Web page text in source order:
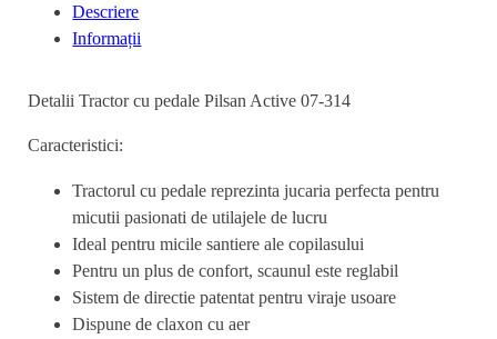
Descriere
Informații
Detalii Tractor cu pedale Pilsan Active 07-314
Caracteristici:
Tractorul cu pedale reprezinta jucaria perfecta pentru
micutii pasionati de utilajele de lucru
Ideal pentru micile santiere ale copilasului
Pentru un plus de confort, scaunul este reglabil
Sistem de directie patentat pentru viraje usoare
Dispune de claxon cu aer